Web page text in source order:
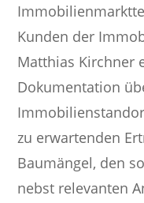
Kunden der
Matthias Kirchner
Dokumentation
zu erwartenden
Baumängel, den
nebst relevanten